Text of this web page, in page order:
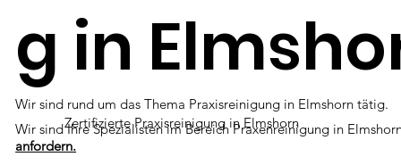
Zertifizierte Praxisreinigung in Elmshorn
g in
Wir sind rund um das Thema Praxisreinigung in Elmshorn tätig.
Wir sind Ihre Spezialisten im Bereich Praxenreinigung in
anfordern.